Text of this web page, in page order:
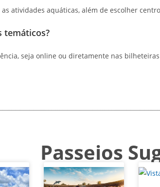
atividades aquáticas, além de escolher
temáticos?
seja online ou diretamente nas
Passeios